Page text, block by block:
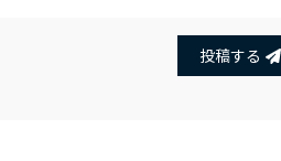
投稿する